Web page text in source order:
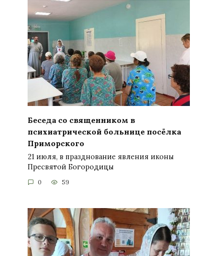
Беседа со священником в
психиатрической больнице посёлка
Приморского
21 июля, в празднование явления иконы
Пресвятой Богородицы
0 59